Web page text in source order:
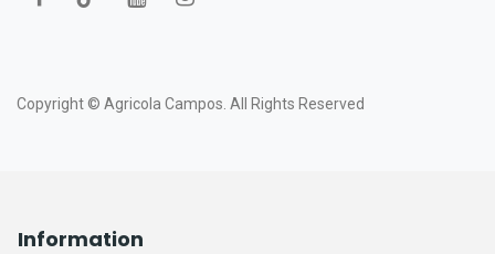
Copyright © Agricola Campos. All Rights Reserved
Information